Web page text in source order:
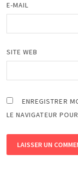
E-MAIL
SITE WEB
ENREGISTRER
LE NAVIGATEUR